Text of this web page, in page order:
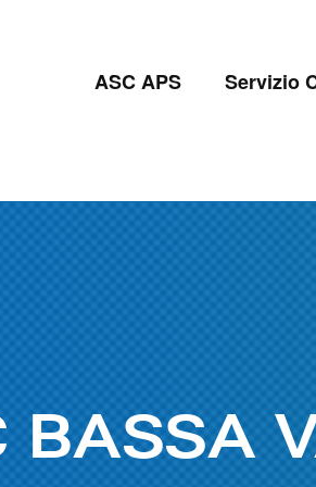
ASC APS Servizio
BASSA